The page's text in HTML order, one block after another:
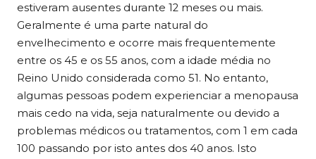
estiveram ausentes durante 12 meses ou mais.
Geralmente é uma parte natural do
envelhecimento e ocorre mais frequentemente
entre os 45 e os 55 anos, com a idade média no
Reino Unido considerada como 51. No entanto,
algumas pessoas podem experienciar a menopausa
mais cedo na vida, seja naturalmente ou devido a
problemas médicos ou tratamentos, com 1 em cada
100 passando por isto antes dos 40 anos. Isto